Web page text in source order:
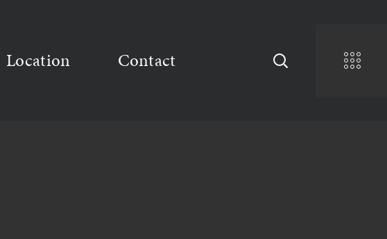
Location Contact